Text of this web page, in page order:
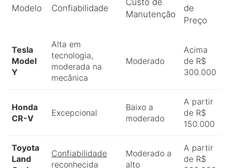
Modelo Confiabilidade
Manutenção
de
Preço
Tesla
Model
Y
Alta em
tecnologia,
moderada na
mecânica
Moderado
Acima
de R$
300.000
Honda
CR-V
Excepcional
Baixo a
moderado
A partir
de R$
150.000
Toyota
Land
Confiabilidade
reconhecida
Moderado a
alto
A partir
de R$